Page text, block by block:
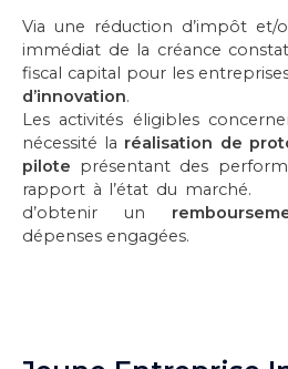
Via une réduction d’impôt et/
immédiat de la créance
fiscal capital pour les
d’innovation.
Les activités éligibles
nécessité la réalisation de
pilote présentant des
rapport à l’état du
d’obtenir un
dépenses engagées.